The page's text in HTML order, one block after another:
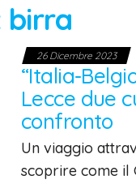
birra
26 Dicembre 2023
“Italia-
Lecce due
confronto
Un viaggio
scoprire come il